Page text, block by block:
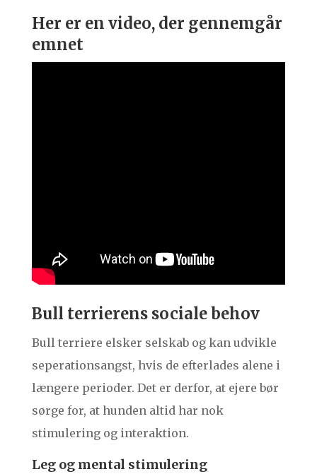
Her er en video, der gennemgår
emnet
Bull terrierens sociale behov
Bull terriere elsker selskab og kan udvikle
seperationsangst, hvis de efterlades alene i
længere perioder. Det er derfor, at ejere bør
sørge for, at hunden altid har nok
stimulering og interaktion.
Leg og mental stimulering